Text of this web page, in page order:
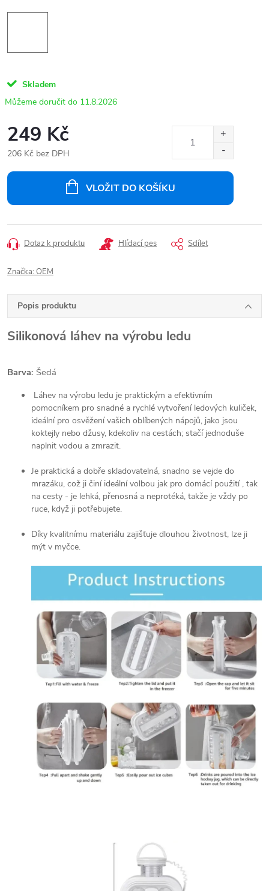
Skladem
11.8.2026
249 Kč
206 Kč bez DPH
VLOŽIT DO KOŠÍKU
Dotaz k produktu Hlídací pes Sdílet
Značka: OEM
Popis produktu
Silikonová láhev na výrobu ledu
Barva: Šedá
Láhev na výrobu ledu je praktickým a efektivním
pomocníkem pro snadné a rychlé vytvoření ledových kuliček,
ideální pro osvěžení vašich oblíbených nápojů, jako jsou
koktejly nebo džusy, kdekoliv na cestách; stačí jednoduše
naplnit vodou a zmrazit.
Je praktická a dobře skladovatelná, snadno se vejde do
mrazáku, což ji činí ideální volbou jak pro domácí použití , tak
na cesty - je lehká, přenosná a neprotéká, takže je vždy po
ruce, když ji potřebujete.
Díky kvalitnímu materiálu zajišťuje dlouhou životnost, lze ji
mýt v myčce.